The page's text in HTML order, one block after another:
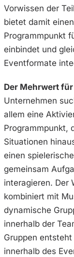
Vorwissen der
bietet damit
Programmpunkt
einbindet und
Eventformate
Der Mehrwert
Unternehmen
allem eine
Programmpunkt,
Situationen
einen
gemeinsam
interagieren. Der
kombiniert mit
dynamische
innerhalb der
Gruppen
innerhalb des